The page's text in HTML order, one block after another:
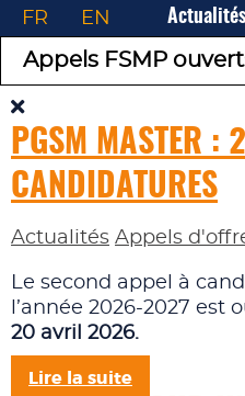
Actualités
FR EN
Appels FSMP
PGSM MASTER :
CANDIDATURES
Actualités Appels
Le second appel à
l’année 2026-2027 est
20 avril 2026.
Lire la suite